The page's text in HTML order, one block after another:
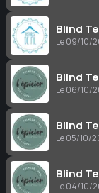
Blind
Le 09/10/
Blind
Le 06/10/
Blind
Le 05/10/
Blind
Le 04/10/